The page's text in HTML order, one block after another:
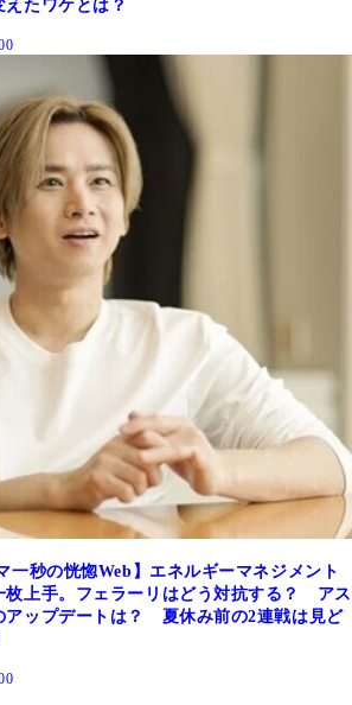
たワケとは？
一秒の恍惚Web】エネルギーマネジメント
枚上手。フェラーリはどう対抗する？ アス
アップデートは？ 夏休み前の2連戦は見ど